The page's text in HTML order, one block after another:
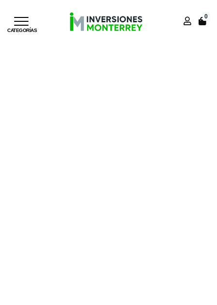
CATEGORÍAS
0
Inicio TRADICIONAL SILLA DE OFICINA RUMBA